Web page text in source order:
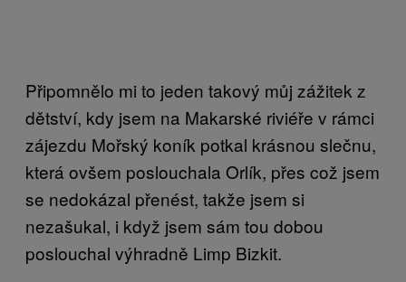
Připomnělo mi to jeden takový můj zážitek z
dětství, kdy jsem na Makarské riviéře v rámci
zájezdu Mořský koník potkal krásnou slečnu,
která ovšem poslouchala Orlík, přes což jsem
se nedokázal přenést, takže jsem si
nezašukal, i když jsem sám tou dobou
poslouchal výhradně Limp Bizkit.